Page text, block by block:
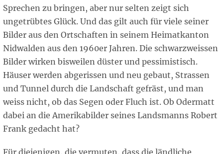
Sprechen zu bringen, aber nur selten zeigt sich
ungetrübtes Glück. Und das gilt auch für viele seiner
Bilder aus den Ortschaften in seinem Heimatkanton
Nidwalden aus den 1960er Jahren. Die schwarzweissen
Bilder wirken bisweilen düster und pessimistisch.
Häuser werden abgerissen und neu gebaut, Strassen
und Tunnel durch die Landschaft gefräst, und man
weiss nicht, ob das Segen oder Fluch ist. Ob Odermatt
dabei an die Amerikabilder seines Landsmanns Robert
Frank gedacht hat?